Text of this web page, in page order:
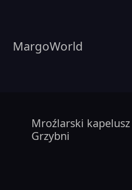
MargoWorld
Mroźlarski
Grzybni